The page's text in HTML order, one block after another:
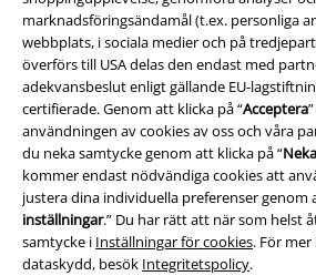
marknadsföringsändamål (t.ex. personliga
webbplats, i sociala medier och på
överförs till USA delas den endast med
adekvansbeslut enligt gällande EU-
certifierade. Genom att klicka på “Acceptera
användningen av cookies av oss och våra
du neka samtycke genom att klicka på “
kommer endast nödvändiga cookies att
justera dina individuella preferenser genom
inställningar.” Du har rätt att när som helst
samtycke i Inställningar för cookies. För
dataskydd, besök Integritetspolicy.